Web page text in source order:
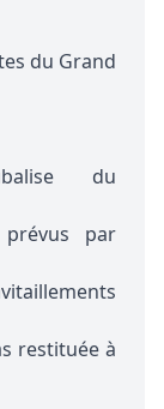
du Grand
du
par
restituée à